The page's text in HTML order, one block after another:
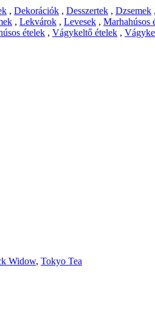
, Dekorációk , Desszertek , Dzsemek ,
, Lekvárok , Levesek , Marhahúsos
ételek , Vágykeltő ételek ,
Widow, Tokyo Tea